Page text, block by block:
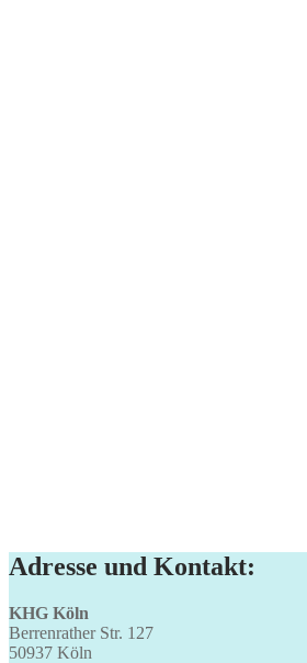
Adresse und Kontakt:
KHG Köln
Berrenrather Str. 127
50937 Köln